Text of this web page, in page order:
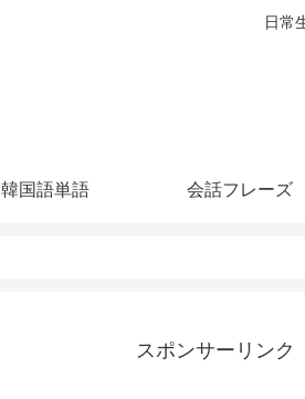
日常
韓国語単語 会話フレーズ
スポンサーリンク